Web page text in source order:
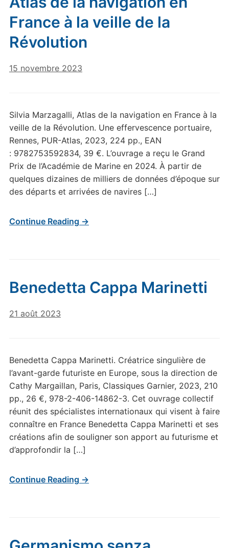
France à la veille de la
Révolution
15 novembre 2023
Silvia Marzagalli, Atlas de la navigation en France à la
veille de la Révolution. Une effervescence portuaire,
Rennes, PUR-Atlas, 2023, 224 pp., EAN
: 9782753592834, 39 €. L’ouvrage a reçu le Grand
Prix de l’Académie de Marine en 2024. À partir de
quelques dizaines de milliers de données d’époque sur
des départs et arrivées de navires […]
Continue Reading →
Benedetta Cappa Marinetti
21 août 2023
Benedetta Cappa Marinetti. Créatrice singulière de
l’avant-garde futuriste en Europe, sous la direction de
Cathy Margaillan, Paris, Classiques Garnier, 2023, 210
pp., 26 €, 978-2-406-14862-3. Cet ouvrage collectif
réunit des spécialistes internationaux qui visent à faire
connaître en France Benedetta Cappa Marinetti et ses
créations afin de souligner son apport au futurisme et
d’approfondir la […]
Continue Reading →